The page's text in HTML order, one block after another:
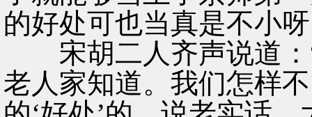
的好处可也当真是不小
宋胡二人齐声说道：
老人家知道。我们怎样